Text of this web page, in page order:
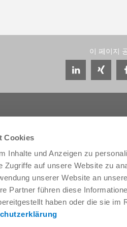
Cookies
Inhalte und Anzeigen zu
Zugriffe auf unsere Website zu
unserer Website an
Partner führen diese
haben oder die sie im
이 페이지
서비스 및 연락처
글로벌 상담자
서비스 담당자
문의 양식
프리세일즈
Service